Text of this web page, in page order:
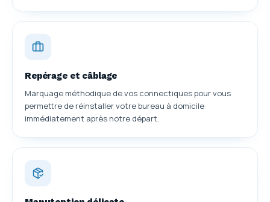
Repérage et câblage
Marquage méthodique de vos connectiques pour vous
permettre de réinstaller votre bureau à domicile
immédiatement après notre départ.